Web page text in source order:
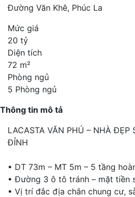
Đường Văn Khê, Phúc La
Mức giá
20 tỷ
Diện tích
72 m²
Phòng ngủ
5 Phòng ngủ
Thông tin mô tả
LACASTA VĂN PHÚ – NHÀ ĐẸP
ĐỈNH
• DT 73m – MT 5m – 5 tầng
• Đường 3 ô tô tránh – mặt tiền
• Vị trí đắc địa chân chung cư,